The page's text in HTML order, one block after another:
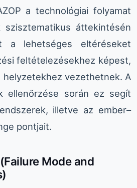
a technológiai folyamat
szisztematikus áttekintésén
a lehetséges eltéréseket
feltételezésekhez képest,
helyzetekhez vezethetnek. A
ellenőrzése során ez segít
illetve az ember–
pontjait.
Mode and